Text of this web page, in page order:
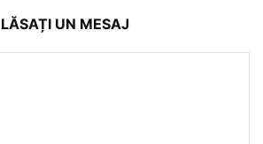
LĂSAȚI UN MESAJ